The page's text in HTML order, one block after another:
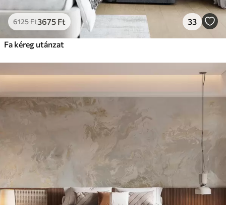
6125Ft3675 Ft 33
Fa kéreg utánzat